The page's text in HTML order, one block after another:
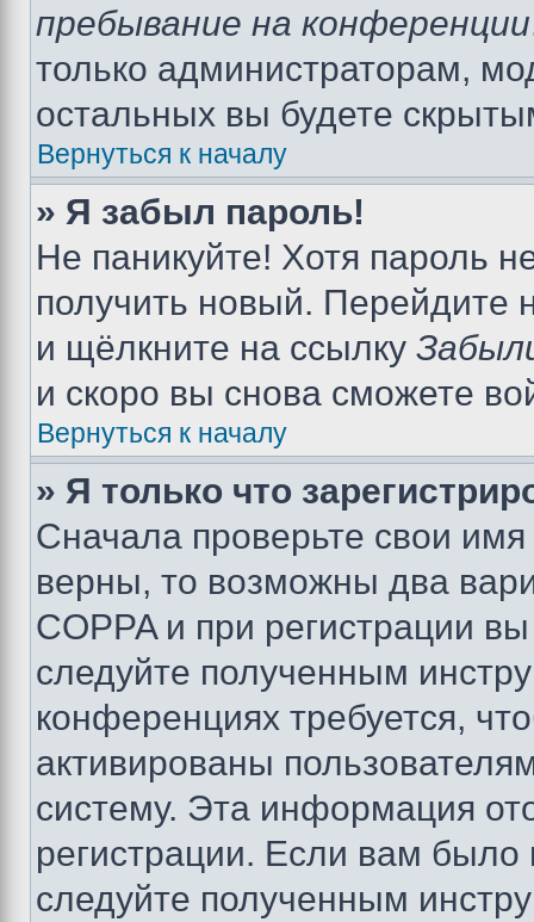
пребывание на конференции
только администраторам,
остальных вы будете
Вернуться к началу
» Я забыл пароль!
Не паникуйте! Хотя пароль
получить новый. Перейдите
и щёлкните на ссылку
и скоро вы снова сможете
Вернуться к началу
» Я только что
Сначала проверьте свои
верны, то возможны два
COPPA и при регистрации
следуйте полученным
конференциях требуется,
активированы
систему. Эта информация
регистрации. Если вам
следуйте полученным